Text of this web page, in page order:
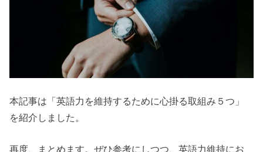
本記事は「英語力を維持するために心掛る取組み５つ」
を紹介しました。
再度、まとめます。ぜひ参考にしつつ、英語力維持にお